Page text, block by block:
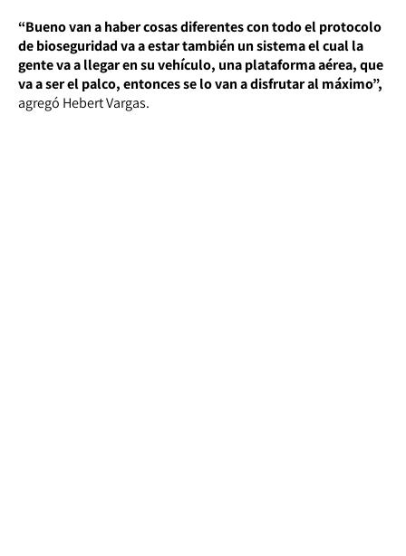
“Bueno van a haber cosas diferentes con todo el protocolo
de bioseguridad va a estar también un sistema el cual la
gente va a llegar en su vehículo, una plataforma aérea, que
va a ser el palco, entonces se lo van a disfrutar al máximo”,
agregó Hebert Vargas.